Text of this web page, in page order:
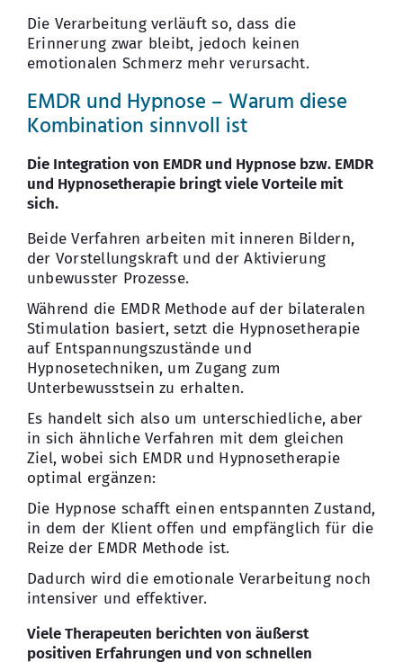
Die Verarbeitung verläuft so, dass die
Erinnerung zwar bleibt, jedoch keinen
emotionalen Schmerz mehr verursacht.
EMDR und Hypnose – Warum diese
Kombination sinnvoll ist
Die Integration von EMDR und Hypnose bzw. EMDR
und Hypnosetherapie bringt viele Vorteile mit
sich.
Beide Verfahren arbeiten mit inneren Bildern,
der Vorstellungskraft und der Aktivierung
unbewusster Prozesse.
Während die EMDR Methode auf der bilateralen
Stimulation basiert, setzt die Hypnosetherapie
auf Entspannungszustände und
Hypnosetechniken, um Zugang zum
Unterbewusstsein zu erhalten.
Es handelt sich also um unterschiedliche, aber
in sich ähnliche Verfahren mit dem gleichen
Ziel, wobei sich EMDR und Hypnosetherapie
optimal ergänzen:
Die Hypnose schafft einen entspannten Zustand,
in dem der Klient offen und empfänglich für die
Reize der EMDR Methode ist.
Dadurch wird die emotionale Verarbeitung noch
intensiver und effektiver.
Viele Therapeuten berichten von äußerst
positiven Erfahrungen und von schnellen